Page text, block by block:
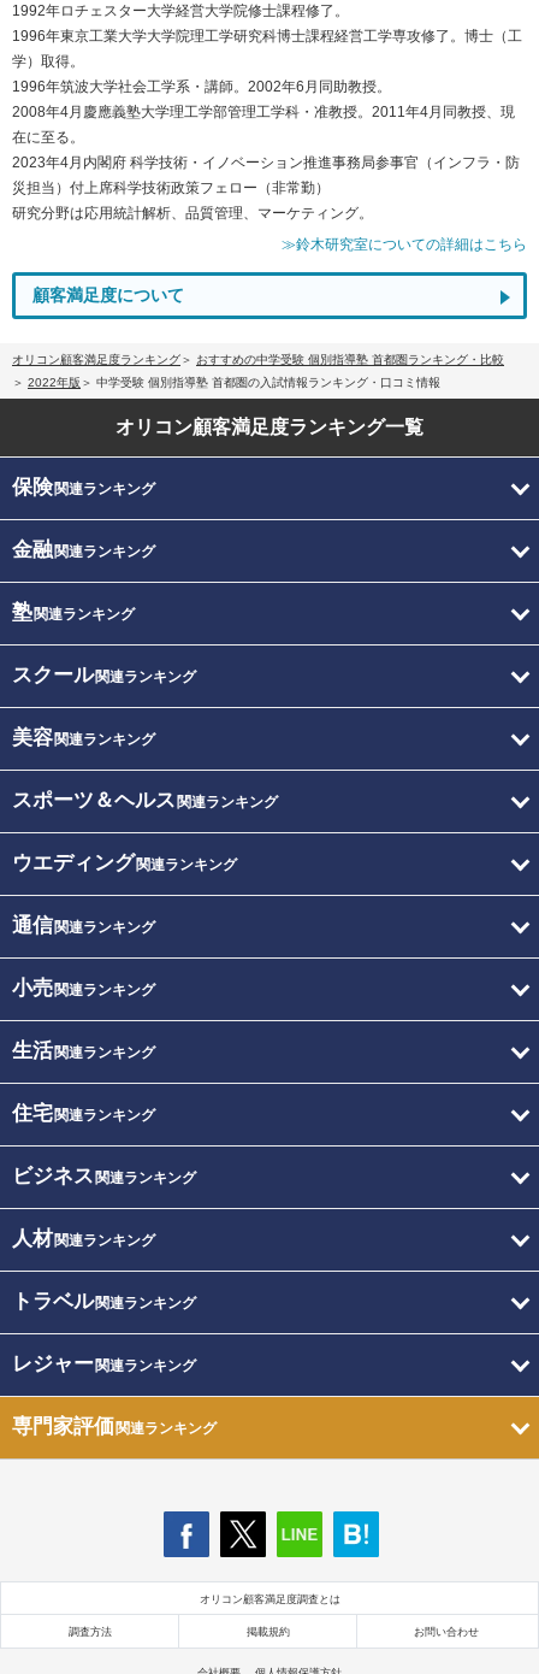
1992年ロチェスター大学経営大学院修士課程修了。
1996年東京工業大学大学院理工学研究科博士課程経営工学専攻修了。博士（工
学）取得。
1996年筑波大学社会工学系・講師。2002年6月同助教授。
2008年4月慶應義塾大学理工学部管理工学科・准教授。2011年4月同教授、現
在に至る。
2023年4月内閣府 科学技術・イノベーション推進事務局参事官（インフラ・防
災担当）付上席科学技術政策フェロー（非常勤）
研究分野は応用統計解析、品質管理、マーケティング。
≫鈴木研究室についての詳細はこちら
顧客満足度について
オリコン顧客満足度ランキング
おすすめの中学受験 個別指導塾 首都圏ランキング・比較
2022年版
中学受験 個別指導塾 首都圏の入試情報ランキング・口コミ情報
オリコン顧客満足度ランキング一覧
保険関連ランキング
金融関連ランキング
塾関連ランキング
スクール関連ランキング
美容関連ランキング
スポーツ＆ヘルス 関連ランキング
ウエディング関連ランキング
通信関連ランキング
小売関連ランキング
生活関連ランキング
住宅関連ランキング
ビジネス 関連ランキング
人材関連ランキング
トラベル関連ランキング
レジャー関連ランキング
専門家評価関連ランキング
オリコン顧客満足度調査とは
調査方法 掲載規約 お問い合わせ